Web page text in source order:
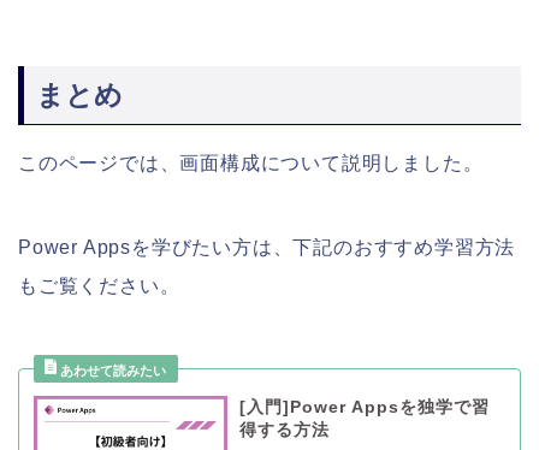
まとめ
このページでは、画面構成について説明しました。
Power Appsを学びたい方は、下記のおすすめ学習方法
もご覧ください。
[入門]Power Appsを独学で習
得する方法